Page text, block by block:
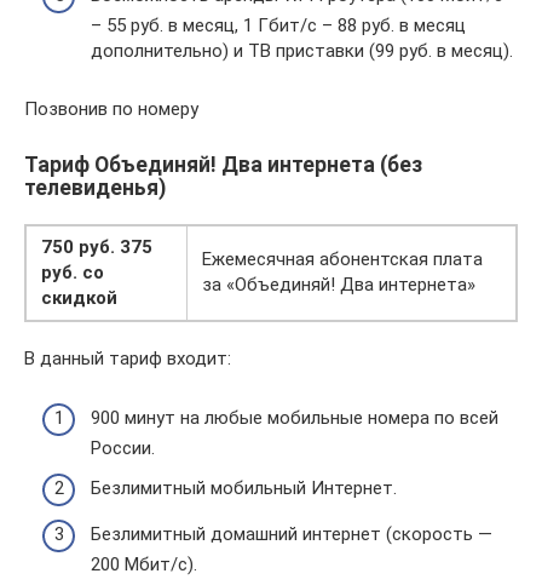
– 55 руб. в месяц, 1 Гбит/с – 88 руб. в месяц
дополнительно) и ТВ приставки (99 руб. в месяц).
Позвонив по номеру
Тариф Объединяй! Два интернета (без
телевиденья)
750 руб. 375
руб. со
скидкой
Ежемесячная абонентская плата
за «Объединяй! Два интернета»
В данный тариф входит:
900 минут на любые мобильные номера по всей
России.
Безлимитный мобильный Интернет.
Безлимитный домашний интернет (скорость —
200 Мбит/с).